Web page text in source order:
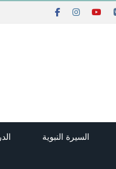
السيرة النبوية